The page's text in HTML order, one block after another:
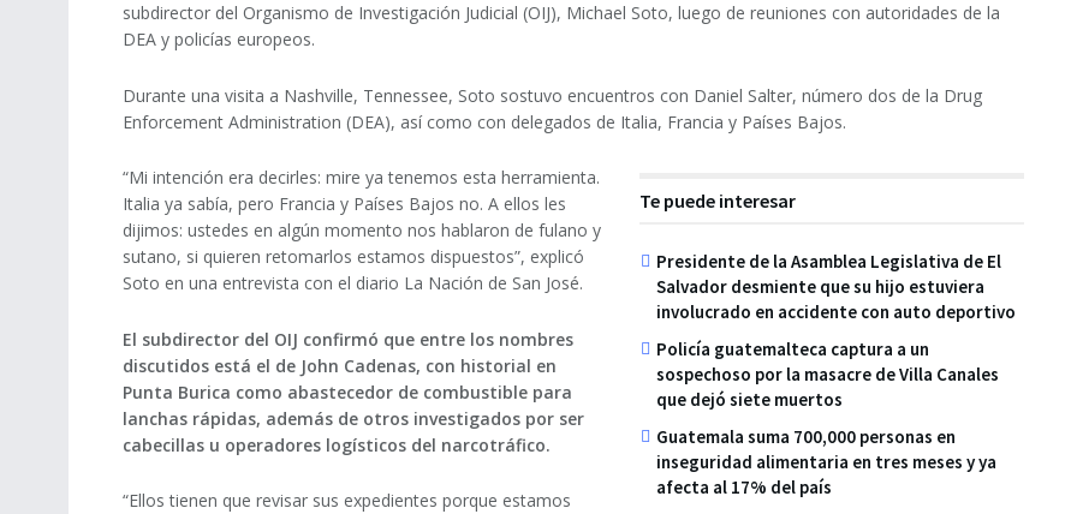
subdirector del Organismo de Investigación Judicial (OIJ), Michael Soto, luego de reuniones con autoridades de la
DEA y policías europeos.
Durante una visita a Nashville, Tennessee, Soto sostuvo encuentros con Daniel Salter, número dos de la Drug
Enforcement Administration (DEA), así como con delegados de Italia, Francia y Países Bajos.
Te puede interesar
Presidente de la Asamblea Legislativa de El
Salvador desmiente que su hijo estuviera
involucrado en accidente con auto deportivo
Policía guatemalteca captura a un
sospechoso por la masacre de Villa Canales
que dejó siete muertos
Guatemala suma 700,000 personas en
inseguridad alimentaria en tres meses y ya
afecta al 17% del país
“Mi intención era decirles: mire ya tenemos esta herramienta.
Italia ya sabía, pero Francia y Países Bajos no. A ellos les
dijimos: ustedes en algún momento nos hablaron de fulano y
sutano, si quieren retomarlos estamos dispuestos”, explicó
Soto en una entrevista con el diario La Nación de San José.
El subdirector del OIJ confirmó que entre los nombres
discutidos está el de John Cadenas, con historial en
Punta Burica como abastecedor de combustible para
lanchas rápidas, además de otros investigados por ser
cabecillas u operadores logísticos del narcotráfico.
“Ellos tienen que revisar sus expedientes porque estamos